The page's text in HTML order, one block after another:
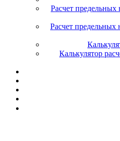
Расчет предельных
Расчет
Калькулятор